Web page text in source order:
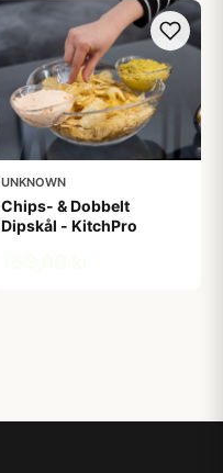
UNKNOWN
Chips- & Dobbelt
Dipskål - KitchPro